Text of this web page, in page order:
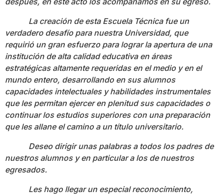
La creación de esta Escuela Técnica fue un
verdadero desafío para nuestra Universidad, que
requirió un gran esfuerzo para lograr la apertura de una
institución de alta calidad educativa en áreas
estratégicas altamente requeridas en el medio y en el
mundo entero, desarrollando en sus alumnos
capacidades intelectuales y habilidades instrumentales
que les permitan ejercer en plenitud sus capacidades o
continuar los estudios superiores con una preparación
que les allane el camino a un título universitario.
Deseo dirigir unas palabras a todos los padres de
nuestros alumnos y en particular a los de nuestros
egresados.
Les hago llegar un especial reconocimiento,